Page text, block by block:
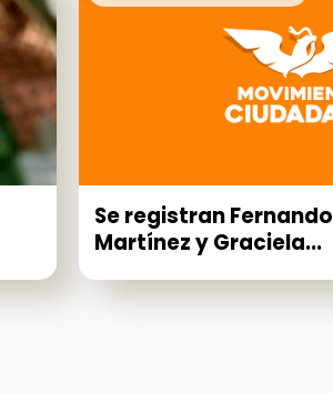
Se registran
Martínez y Graciela...